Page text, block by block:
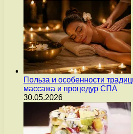
Польза и особенности
массажа и процедур СПА
30.05.2026